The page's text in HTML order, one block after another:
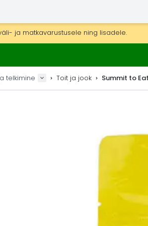
kaudu (kohaletoimetamine 24 tunni
90 päeva puidust kaartide ja
ja matkavarustusele ning lisadele.
telkimine Toit ja jook Summit to